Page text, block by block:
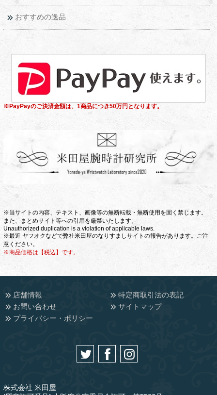
おすすめの逸品
※PayPayのご決済金額は、1商品につき50万円となります。
※当サイトの内容、テキスト、画像等の無断転載・無断使用を固く禁じます。
また、まとめサイト等への引用を厳禁いたします。
Unauthorized duplication is a violation of applicable laws.
※最近 ヤフオクなどで弊社米田屋のなりすましサイトの報告があります。ご注
意ください。
※商品価格は【税込】です。
店舗情報
特定商取引法の表記
お問い合わせ
サイトマップ
プライバシー・ポリシー
株式会社 米田屋